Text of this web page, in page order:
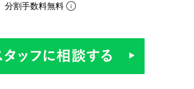
分割手数料無料